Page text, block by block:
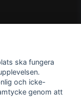
ska fungera
och icke-
genom att